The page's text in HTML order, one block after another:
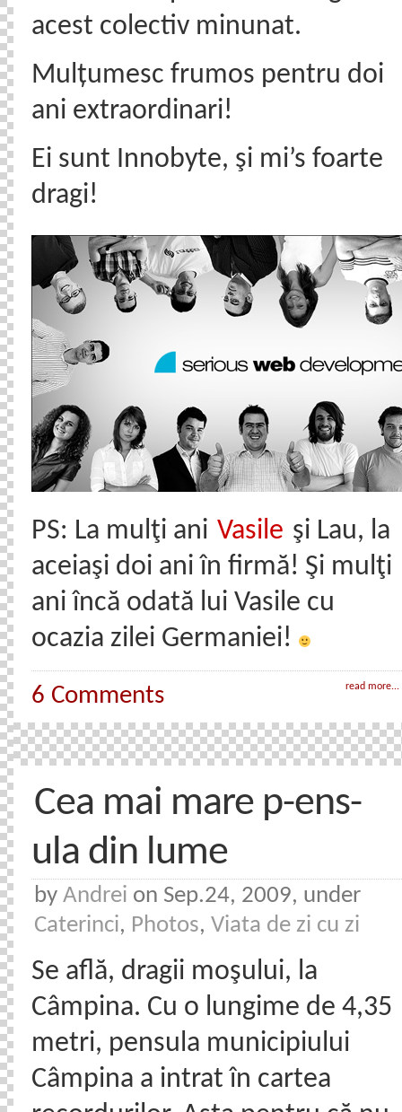
acest colectiv minunat.
Mulțumesc frumos pentru doi
ani extraordinari!
Ei sunt Innobyte, şi mi’s foarte
dragi!
PS: La mulţi ani Vasile şi Lau, la
aceiaşi doi ani în firmă! Şi mulţi
ani încă odată lui Vasile cu
ocazia zilei Germaniei!
read more...
6 Comments
Cea mai mare p-ens-
ula din lume
by Andrei on Sep.24, 2009, under
Caterinci, Photos, Viata de zi cu zi
Se află, dragii moşului, la
Câmpina. Cu o lungime de 4,35
metri, pensula municipiului
Câmpina a intrat în cartea